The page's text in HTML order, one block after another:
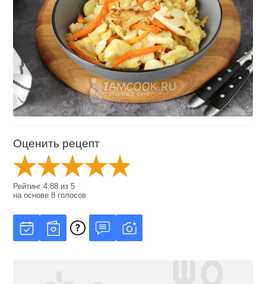
Оценить рецепт
Рейтинг4.88 из5
на основе8 голосов